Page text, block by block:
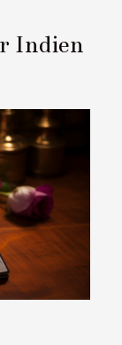
Indien